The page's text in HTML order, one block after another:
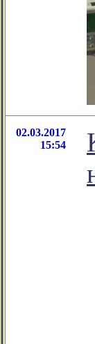
02.03.2017
15:54